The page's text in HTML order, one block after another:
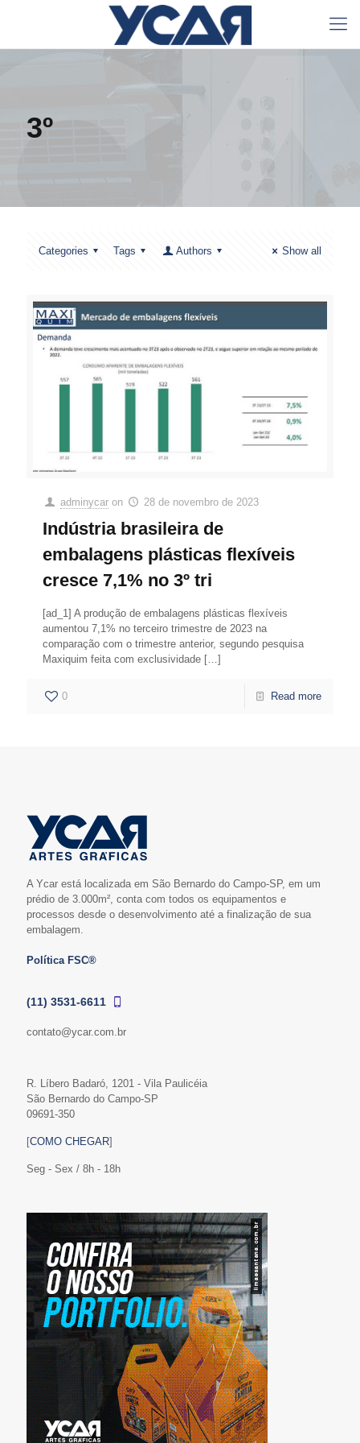
3º
Categories Tags Authors Show all
adminycar on 28 de novembro de 2023
Indústria brasileira de
embalagens plásticas flexíveis
cresce 7,1% no 3º tri
[ad_1] A produção de embalagens plásticas flexíveis
aumentou 7,1% no terceiro trimestre de 2023 na
comparação com o trimestre anterior, segundo pesquisa
Maxiquim feita com exclusividade […]
0 Read more
A Ycar está localizada em São Bernardo do Campo-SP, em um
prédio de 3.000m², conta com todos os equipamentos e
processos desde o desenvolvimento até a finalização de sua
embalagem.
Política FSC®
(11) 3531-6611
contato@ycar.com.br
R. Líbero Badaró, 1201 - Vila Paulicéia
São Bernardo do Campo-SP
09691-350
[COMO CHEGAR]
Seg - Sex / 8h - 18h